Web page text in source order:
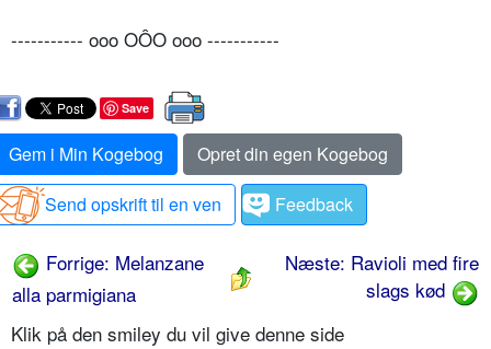
----------- ooo OÔO ooo -----------
Save
Gem i Min Kogebog
Opret din egen Kogebog
Send opskrift til en ven
Feedback
Forrige: Melanzane
alla parmigiana
Næste: Ravioli med fire
slags kød
Klik på den smiley du vil give denne side